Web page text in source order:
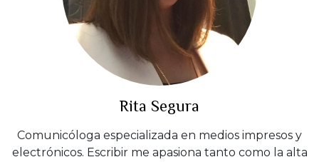
Rita Segura
Comunicóloga especializada en medios impresos y
electrónicos. Escribir me apasiona tanto como la alta